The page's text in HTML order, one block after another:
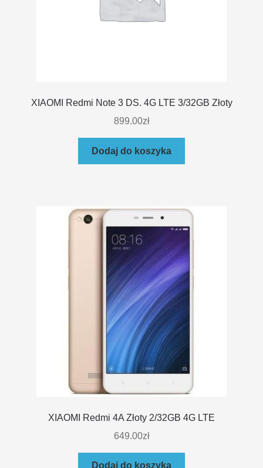
XIAOMI Redmi Note 3 DS. 4G LTE 3/32GB Złoty
899.00zł
Dodaj do koszyka
XIAOMI Redmi 4A Złoty 2/32GB 4G LTE
649.00zł
Dodaj do koszyka